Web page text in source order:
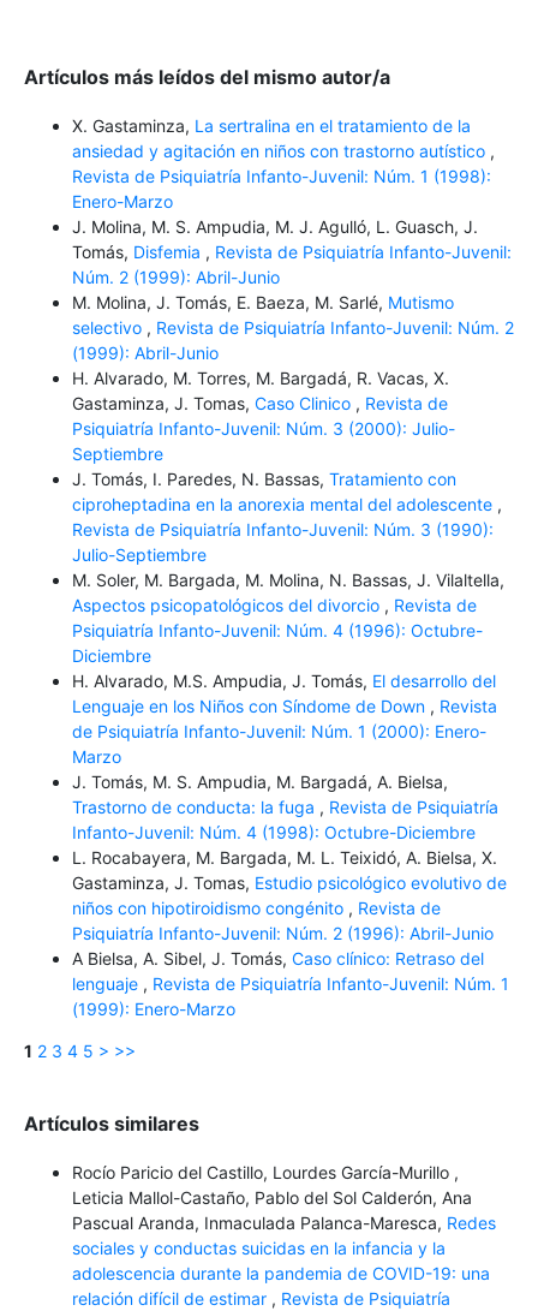
Artículos más leídos del mismo autor/a
X. Gastaminza, La sertralina en el tratamiento de la
ansiedad y agitación en niños con trastorno autístico ,
Revista de Psiquiatría Infanto-Juvenil: Núm. 1 (1998):
Enero-Marzo
J. Molina, M. S. Ampudia, M. J. Agulló, L. Guasch, J.
Tomás, Disfemia , Revista de Psiquiatría Infanto-Juvenil:
Núm. 2 (1999): Abril-Junio
M. Molina, J. Tomás, E. Baeza, M. Sarlé, Mutismo
selectivo , Revista de Psiquiatría Infanto-Juvenil: Núm. 2
(1999): Abril-Junio
H. Alvarado, M. Torres, M. Bargadá, R. Vacas, X.
Gastaminza, J. Tomas, Caso Clinico , Revista de
Psiquiatría Infanto-Juvenil: Núm. 3 (2000): Julio-
Septiembre
J. Tomás, I. Paredes, N. Bassas, Tratamiento con
ciproheptadina en la anorexia mental del adolescente ,
Revista de Psiquiatría Infanto-Juvenil: Núm. 3 (1990):
Julio-Septiembre
M. Soler, M. Bargada, M. Molina, N. Bassas, J. Vilaltella,
Aspectos psicopatológicos del divorcio , Revista de
Psiquiatría Infanto-Juvenil: Núm. 4 (1996): Octubre-
Diciembre
H. Alvarado, M.S. Ampudia, J. Tomás, El desarrollo del
Lenguaje en los Niños con Síndome de Down , Revista
de Psiquiatría Infanto-Juvenil: Núm. 1 (2000): Enero-
Marzo
J. Tomás, M. S. Ampudia, M. Bargadá, A. Bielsa,
Trastorno de conducta: la fuga , Revista de Psiquiatría
Infanto-Juvenil: Núm. 4 (1998): Octubre-Diciembre
L. Rocabayera, M. Bargada, M. L. Teixidó, A. Bielsa, X.
Gastaminza, J. Tomas, Estudio psicológico evolutivo de
niños con hipotiroidismo congénito , Revista de
Psiquiatría Infanto-Juvenil: Núm. 2 (1996): Abril-Junio
A Bielsa, A. Sibel, J. Tomás, Caso clínico: Retraso del
lenguaje , Revista de Psiquiatría Infanto-Juvenil: Núm. 1
(1999): Enero-Marzo
1 2 3 4 5 > >>
Artículos similares
Rocío Paricio del Castillo, Lourdes García-Murillo ,
Leticia Mallol-Castaño, Pablo del Sol Calderón, Ana
Pascual Aranda, Inmaculada Palanca-Maresca, Redes
sociales y conductas suicidas en la infancia y la
adolescencia durante la pandemia de COVID-19: una
relación difícil de estimar , Revista de Psiquiatría